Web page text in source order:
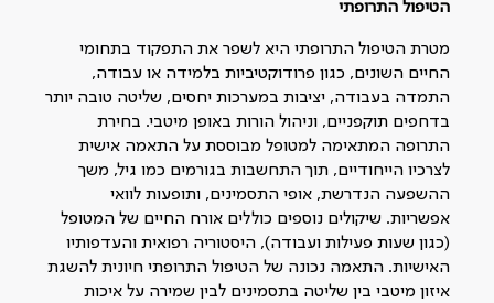
הטיפול התרופתי
מטרת הטיפול התרופתי היא לשפר את התפקוד בתחומי
החיים השונים, כגון פרודוקטיביות בלמידה או עבודה,
התמדה בעבודה, יציבות במערכות יחסים, שליטה טובה יותר
בדחפים תוקפניים, וניהול הורות באופן מיטבי. בחירת
התרופה המתאימה למטופל מבוססת על התאמה אישית
לצרכיו הייחודיים, תוך התחשבות בגורמים כמו גיל, משך
ההשפעה הנדרשת, אופי התסמינים, ותופעות לוואי
אפשריות. שיקולים נוספים כוללים אורח החיים של המטופל
(כגון שעות פעילות ועבודה), היסטוריה רפואית והעדפותיו
האישיות. התאמה נכונה של הטיפול התרופתי חיונית להשגת
איזון מיטבי בין שליטה בתסמינים לבין שמירה על איכות